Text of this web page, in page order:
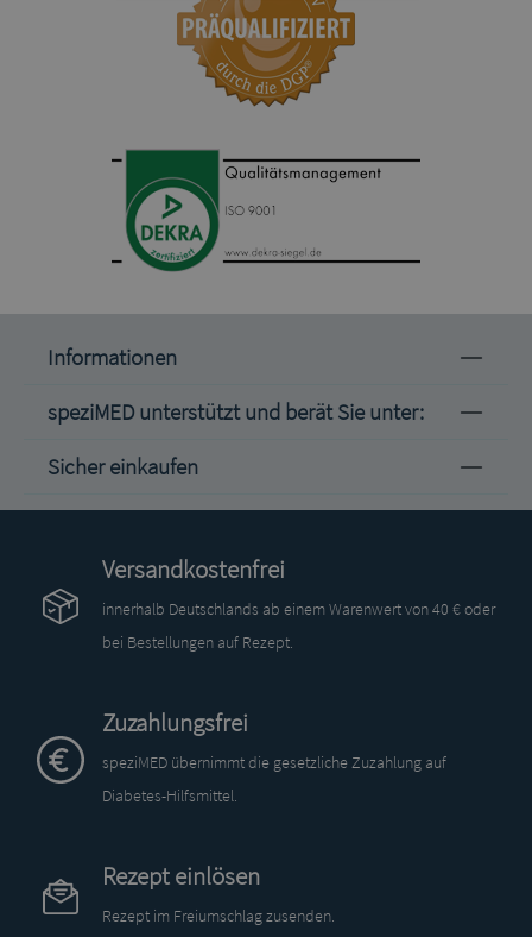
Informationen
speziMED unterstützt und berät Sie unter:
Sicher einkaufen
Versandkostenfrei
innerhalb Deutschlands ab einem Warenwert von 40 € oder
bei Bestellungen auf Rezept.
Zuzahlungsfrei
speziMED übernimmt die gesetzliche Zuzahlung auf
Diabetes-Hilfsmittel.
Rezept einlösen
Rezept im Freiumschlag zusenden.